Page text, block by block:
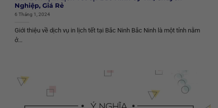
Nghiệp, Giá Rẻ
6 Tháng 1, 2024
Giới thiệu về dịch vụ in lịch tết tại Bắc Ninh Bắc Ninh là một tỉnh nằm
ở...